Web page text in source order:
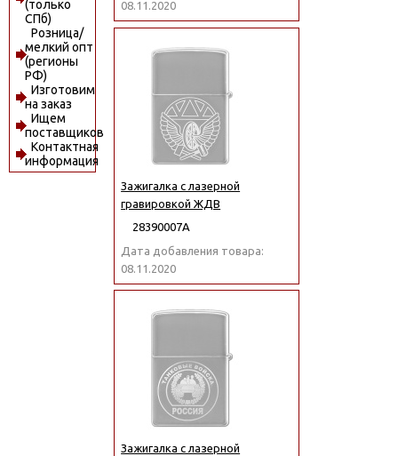
(только
СПб)
Розница/
мелкий опт
(регионы
РФ)
Изготовим
на заказ
Ищем
поставщиков
Контактная
информация
08.11.2020
Зажигалка с лазерной
гравировкой ЖДВ
28390007А
Дата добавления товара:
08.11.2020
Зажигалка с лазерной